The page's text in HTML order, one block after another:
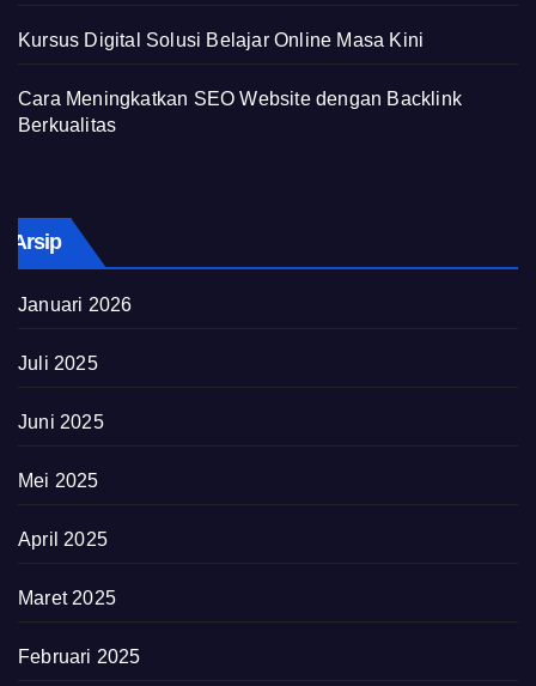
Kursus Digital Solusi Belajar Online Masa Kini
Cara Meningkatkan SEO Website dengan Backlink
Berkualitas
Arsip
Januari 2026
Juli 2025
Juni 2025
Mei 2025
April 2025
Maret 2025
Februari 2025